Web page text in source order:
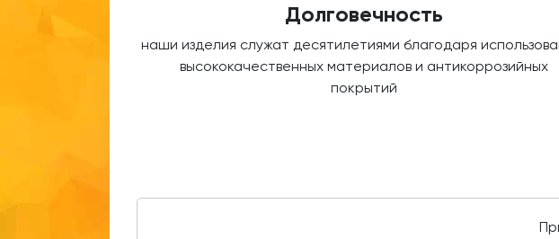
Долговечность
наши изделия служат десятилетиями благодаря
высококачественных материалов и антикоррозийных
покрытий